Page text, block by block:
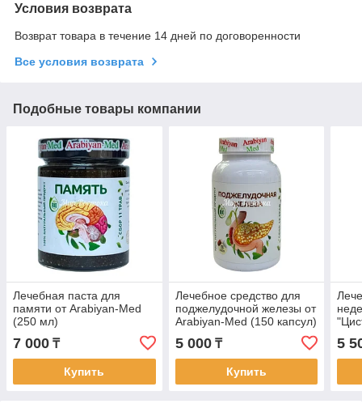
Условия возврата
Возврат товара в течение 14 дней по договоренности
Все условия возврата
Подобные товары компании
Лечебная паста для
памяти от Arabiyan-Med
(250 мл)
7 000 ₸
Купить
Лечебное средство для
поджелудочной железы от
Arabiyan-Med (150 капсул)
5 000₸
Купить
5